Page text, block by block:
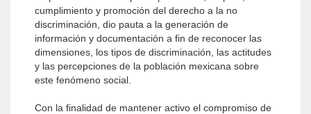
cumplimiento y promoción del derecho a la no
discriminación, dio pauta a la generación de
información y documentación a fin de reconocer las
dimensiones, los tipos de discriminación, las actitudes
y las percepciones de la población mexicana sobre
este fenómeno social.
Con la finalidad de mantener activo el compromiso de